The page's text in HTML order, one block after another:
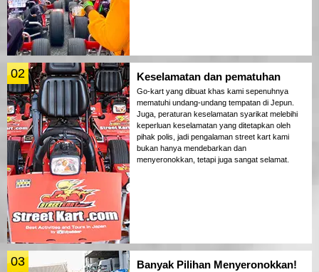
02 Keselamatan dan pematuhan
Go-kart yang dibuat khas kami sepenuhnya
mematuhi undang-undang tempatan di Jepun.
Juga, peraturan keselamatan syarikat melebihi
keperluan keselamatan yang ditetapkan oleh
pihak polis, jadi pengalaman street kart kami
bukan hanya mendebarkan dan
menyeronokkan, tetapi juga sangat selamat.
03 Banyak Pilihan Menyeronokkan!